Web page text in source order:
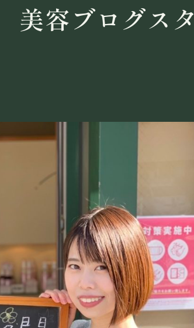
容ブログスタ